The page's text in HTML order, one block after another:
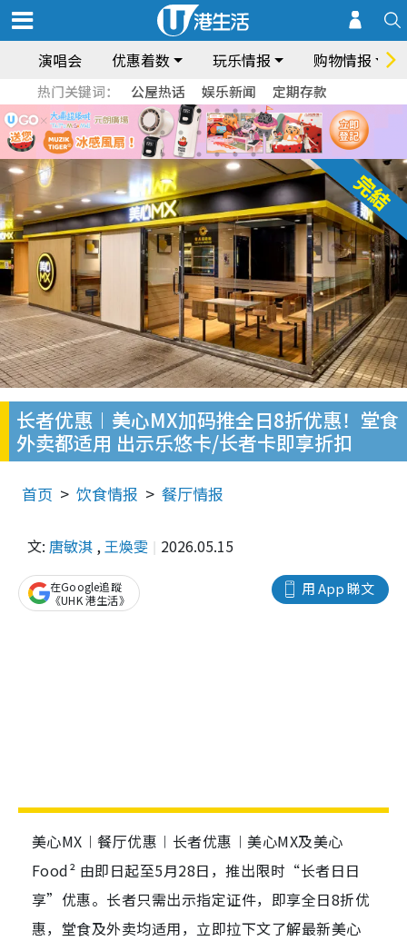
演唱会 优惠着数 玩乐情报 购物情报
热门关键词： 公屋热话 娱乐新闻 定期存款
长者优惠︱美心MX加码推全日8折优惠！堂食
外卖都适用 出示乐悠卡/长者卡即享折扣
首页 饮食情报 餐厅情报
文: 唐敏淇 ,王煥雯 2026.05.15
用 App 睇文
在Google追蹤
《UHK 港生活》
美心MX︱餐厅优惠︱长者优惠︱美心MX及美心
Food² 由即日起至5月28日，推出限时“长者日日
享”优惠。长者只需出示指定证件，即享全日8折优
惠，堂食及外卖均适用，立即拉下文了解最新美心